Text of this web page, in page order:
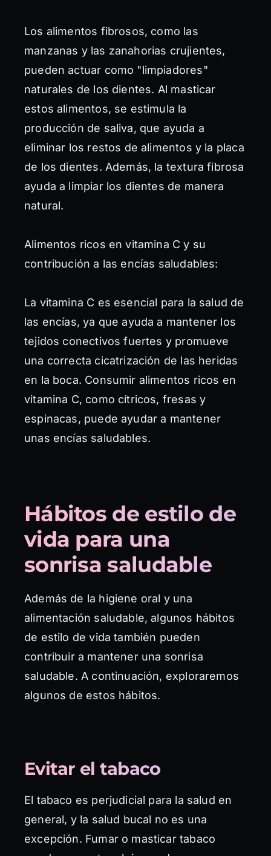
Los alimentos fibrosos, como las
manzanas y las zanahorias crujientes,
pueden actuar como "limpiadores"
naturales de los dientes. Al masticar
estos alimentos, se estimula la
producción de saliva, que ayuda a
eliminar los restos de alimentos y la placa
de los dientes. Además, la textura fibrosa
ayuda a limpiar los dientes de manera
natural.
Alimentos ricos en vitamina C y su
contribución a las encías saludables:
La vitamina C es esencial para la salud de
las encías, ya que ayuda a mantener los
tejidos conectivos fuertes y promueve
una correcta cicatrización de las heridas
en la boca. Consumir alimentos ricos en
vitamina C, como cítricos, fresas y
espinacas, puede ayudar a mantener
unas encías saludables.
Hábitos de estilo de
vida para una
sonrisa saludable
Además de la higiene oral y una
alimentación saludable, algunos hábitos
de estilo de vida también pueden
contribuir a mantener una sonrisa
saludable. A continuación, exploraremos
algunos de estos hábitos.
Evitar el tabaco
El tabaco es perjudicial para la salud en
general, y la salud bucal no es una
excepción. Fumar o masticar tabaco